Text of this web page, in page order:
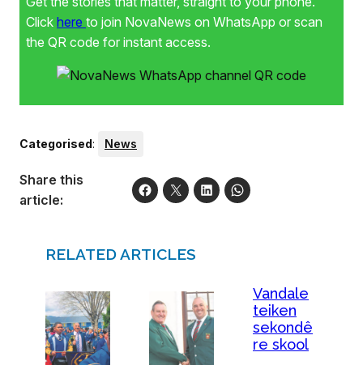
Click here to join NovaNews on WhatsApp or scan
the QR code for instant access.
Categorised: News
Share this
article:
RELATED ARTICLES
Vandale
teiken
sekondê
re skool